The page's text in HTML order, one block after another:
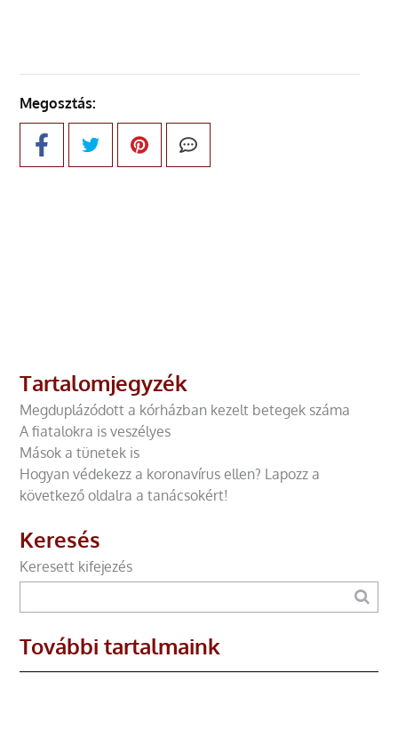
Megosztás:
Tartalomjegyzék
Megduplázódott a kórházban kezelt betegek száma
A fiatalokra is veszélyes
Mások a tünetek is
Hogyan védekezz a koronavírus ellen? Lapozz a
következő oldalra a tanácsokért!
Keresés
Keresett kifejezés
További tartalmaink